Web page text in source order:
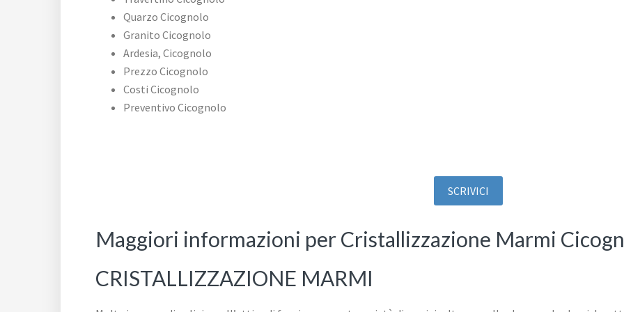
Quarzo Cicognolo
Granito Cicognolo
Ardesia, Cicognolo
Prezzo Cicognolo
Costi Cicognolo
Preventivo Cicognolo
SCRIVICI
Maggiori informazioni per Cristallizzazione Marmi
CRISTALLIZZAZIONE MARMI